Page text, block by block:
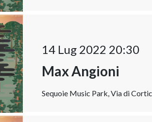
14 Lug 2022 20:30
Max Angioni
Sequoie Music Park, Via di